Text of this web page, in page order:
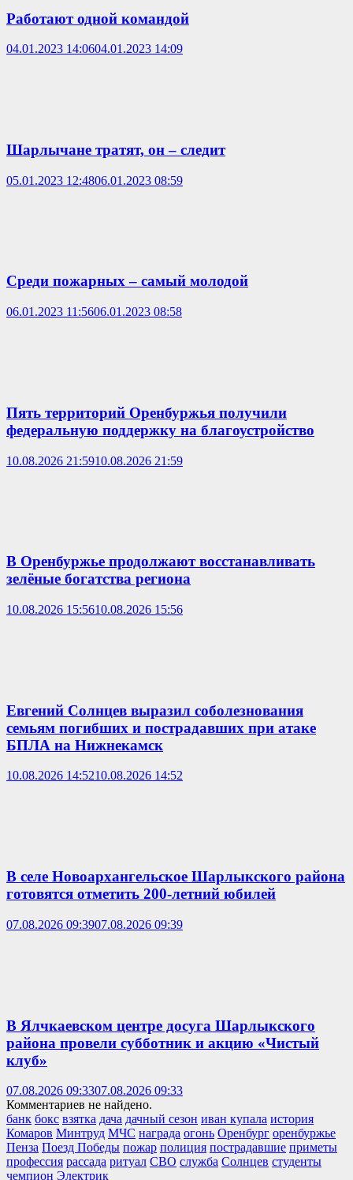
Работают одной командой
04.01.2023 14:0604.01.2023 14:09
Шарлычане тратят, он – следит
05.01.2023 12:4806.01.2023 08:59
Среди пожарных – самый молодой
06.01.2023 11:5606.01.2023 08:58
Пять территорий Оренбуржья получили
федеральную поддержку на благоустройство
10.08.2026 21:5910.08.2026 21:59
В Оренбуржье продолжают восстанавливать
зелёные богатства региона
10.08.2026 15:5610.08.2026 15:56
Евгений Солнцев выразил соболезнования
семьям погибших и пострадавших при атаке
БПЛА на Нижнекамск
10.08.2026 14:5210.08.2026 14:52
В селе Новоархангельское Шарлыкского района
готовятся отметить 200-летний юбилей
07.08.2026 09:3907.08.2026 09:39
В Ялчкаевском центре досуга Шарлыкского
района провели субботник и акцию «Чистый
клуб»
07.08.2026 09:3307.08.2026 09:33
Комментариев не найдено.
банк бокс взятка дача дачный сезон иван купала история
Комаров Минтруд МЧС награда огонь Оренбург оренбуржье
Пенза Поезд Победы пожар полиция пострадавшие приметы
профессия рассада ритуал СВО служба Солнцев студенты
чемпион Электрик